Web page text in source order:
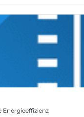
Energieeffizienz